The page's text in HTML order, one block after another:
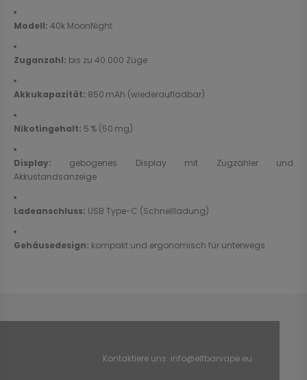
Modell: 40k MoonNight
Zuganzahl: bis zu 40.000 Züge
Akkukapazität: 850 mAh (wiederaufladbar)
Nikotingehalt: 5 % (50 mg)
Display: gebogenes Display mit Zugzähler und
Akkustandsanzeige
Ladeanschluss: USB Type-C (Schnellladung)
Gehäusedesign: kompakt und ergonomisch für unterwegs
Kontaktiere uns: info@elfbarvape.eu